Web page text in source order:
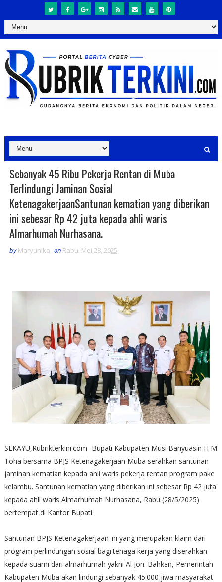
Sebanyak 45 Ribu Pekerja Rentan di Muba
Terlindungi Jaminan Sosial
KetenagakerjaanSantunan kematian yang diberikan
ini sebesar Rp 42 juta kepada ahli waris
Almarhumah Nurhasana.
by Maryunika on Rabu, Mei 28, 2025
SEKAYU,Rubrikterkini.com- Bupati Kabupaten Musi Banyuasin H M
Toha bersama BPJS Ketenagakerjaan Muba serahkan santunan
jaminan kematian kepada ahli waris pekerja rentan program pake
kelambu. Santunan kematian yang diberikan ini sebesar Rp 42 juta
kepada ahli waris Almarhumah Nurhasana, Rabu (28/5/2025)
bertempat di Kantor Bupati.
Santunan BPJS Ketenagakerjaan ini yang merupakan klaim dari
program perlindungan sosial bagi tenaga kerja yang diserahkan
kepada suami dari almarhumah yakni Al Jon. Bahkan, Pemerintah
Kabupaten Muba akan lindungi sebanyak 45.000 jiwa masyarakat